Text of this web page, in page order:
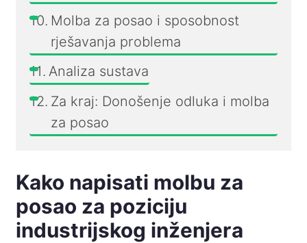
Molba za posao i sposobnost
rješavanja problema
Analiza sustava
Za kraj: Donošenje odluka i molba
za posao
Kako napisati molbu za
posao za poziciju
industrijskog inženjera